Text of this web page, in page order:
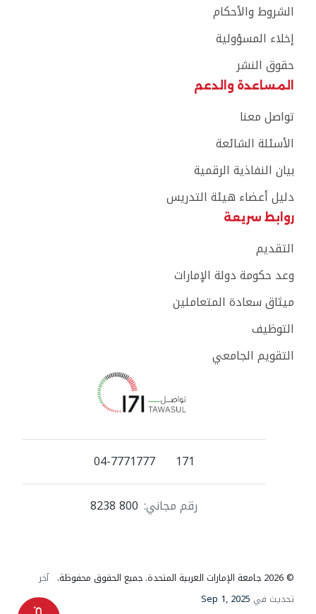
الشروط والأحكام
إخلاء المسؤولية
حقوق النشر
المساعدة والدعم
تواصل معنا
الأسئلة الشائعة
بيان النفاذية الرقمية
دليل أعضاء هيئة التدريس
روابط سريعة
التقديم
وعد حكومة دولة الإمارات
ميثاق سعادة المتعاملين
التوظيف
التقويم الجامعي
171
04-7771777
رقم مجاني: 800 8238
© 2026 جامعة الإمارات العربية المتحدة. جميع الحقوق محفوظة.
آخر
تحديث في Sep 1, 2025